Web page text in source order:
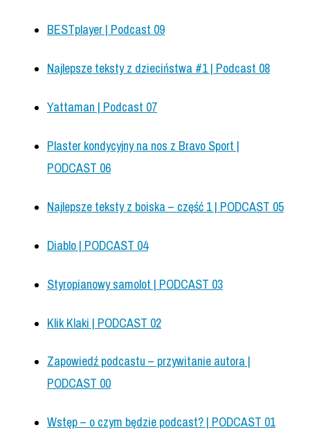
BESTplayer | Podcast 09
Najlepsze teksty z dzieciństwa #1 | Podcast 08
Yattaman | Podcast 07
Plaster kondycyjny na nos z Bravo Sport |
PODCAST 06
Najlepsze teksty z boiska – część 1 | PODCAST 05
Diablo | PODCAST 04
Styropianowy samolot | PODCAST 03
Klik Klaki | PODCAST 02
Zapowiedź podcastu – przywitanie autora |
PODCAST 00
Wstęp – o czym będzie podcast? | PODCAST 01